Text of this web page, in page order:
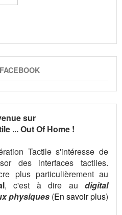
sur
... Out Of Home !
Tactile s'intéresse de
des interfaces tactiles.
plus particulièrement au
, c'est à dire audigital
physiques (En savoir plus)